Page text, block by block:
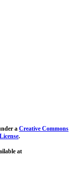
a Creative Commons
.
at